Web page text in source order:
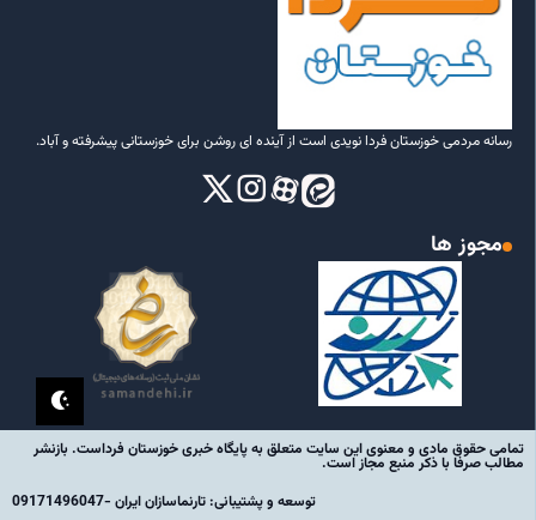
رسانه مردمی خوزستان فردا نویدی است از آینده ای روشن برای خوزستانی پیشرفته و آباد.
مجوز ها
تمامی حقوق مادی و معنوی این سایت متعلق به پایگاه خبری خوزستان فرداست. بازنشر
مطالب صرفا با ذکر منبع مجاز است.
توسعه و پشتیبانی: تارنماسازان ایران -09171496047